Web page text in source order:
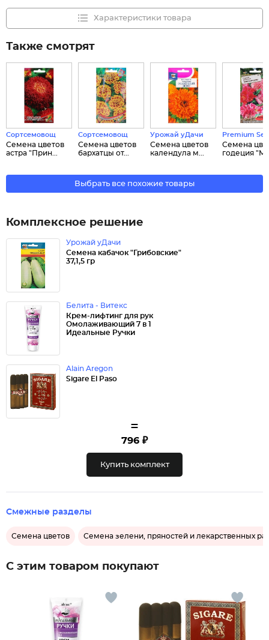
Характеристики товара
Также смотрят
Сортсемовощ
Семена цветов
астра "Прин...
Сортсемовощ
Семена цветов
бархатцы от...
Урожай уДачи
Семена цветов
календула м...
Premium
Семена
годеция
Выбрать все похожие товары
Комплексное решение
Урожай уДачи
Семена кабачок "Грибовские"
37,1,5 гр
Белита - Витекс
Крем-лифтинг для рук
Омолаживающий 7 в 1
Идеальные Ручки
Alain Aregon
Sigare El Paso
=
796 ₽
Купить комплект
Смежные разделы
Семена цветов Семена зелени, пряностей и лекарственных
С этим товаром покупают